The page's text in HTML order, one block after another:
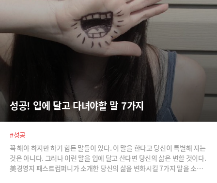
성공! 입에 달고 다녀야할 말 7가지
#성공
꼭 해야 하지만 하기 힘든 말들이 있다. 이 말을 한다고 당신이 특별해 지는
것은 아니다. 그러나 이런 말을 입에 달고 산다면 당신의 삶은 변할 것이다.
美경영지 패스트컴퍼니가 소개한 당신의 삶을 변화시킬 7가지 말을 소개